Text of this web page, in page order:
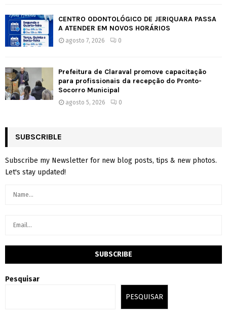
CENTRO ODONTOLÓGICO DE JERIQUARA PASSA
A ATENDER EM NOVOS HORÁRIOS
agosto 7, 2026 0
Prefeitura de Claraval promove capacitação
para profissionais da recepção do Pronto-
Socorro Municipal
agosto 5, 2026 0
SUBSCRIBLE
Subscribe my Newsletter for new blog posts, tips & new photos.
Let's stay updated!
Pesquisar
PESQUISAR